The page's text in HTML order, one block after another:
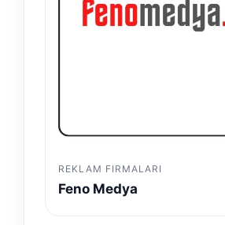
REKLAM FIRMALARI
Feno Medya